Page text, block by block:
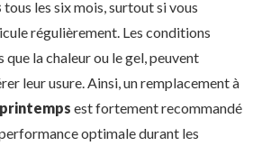
tous les six mois, surtout si vous
régulièrement. Les conditions
la chaleur ou le gel, peuvent
leur usure. Ainsi, un remplacement à
printemps est fortement recommandé
optimale durant les